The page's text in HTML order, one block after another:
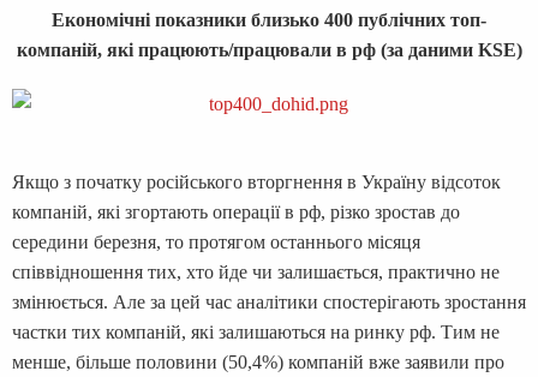
Економічні показники близько 400 публічних топ-
компаній, які працюють/працювали в рф (за даними KSE)
Якщо з початку російського вторгнення в Україну відсоток
компаній, які згортають операції в рф, різко зростав до
середини березня, то протягом останнього місяця
співвідношення тих, хто йде чи залишається, практично не
змінюється. Але за цей час аналітики спостерігають зростання
частки тих компаній, які залишаються на ринку рф. Тим не
менше, більше половини (50,4%) компаній вже заявили про